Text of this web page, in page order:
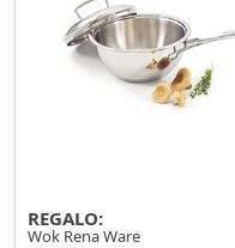
REGALO:
Wok Rena Ware